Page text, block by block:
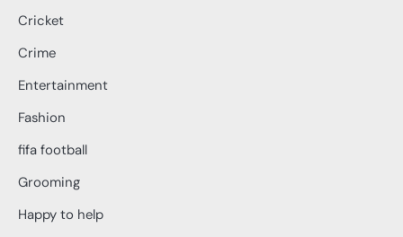
Cricket
Crime
Entertainment
Fashion
fifa football
Grooming
Happy to help